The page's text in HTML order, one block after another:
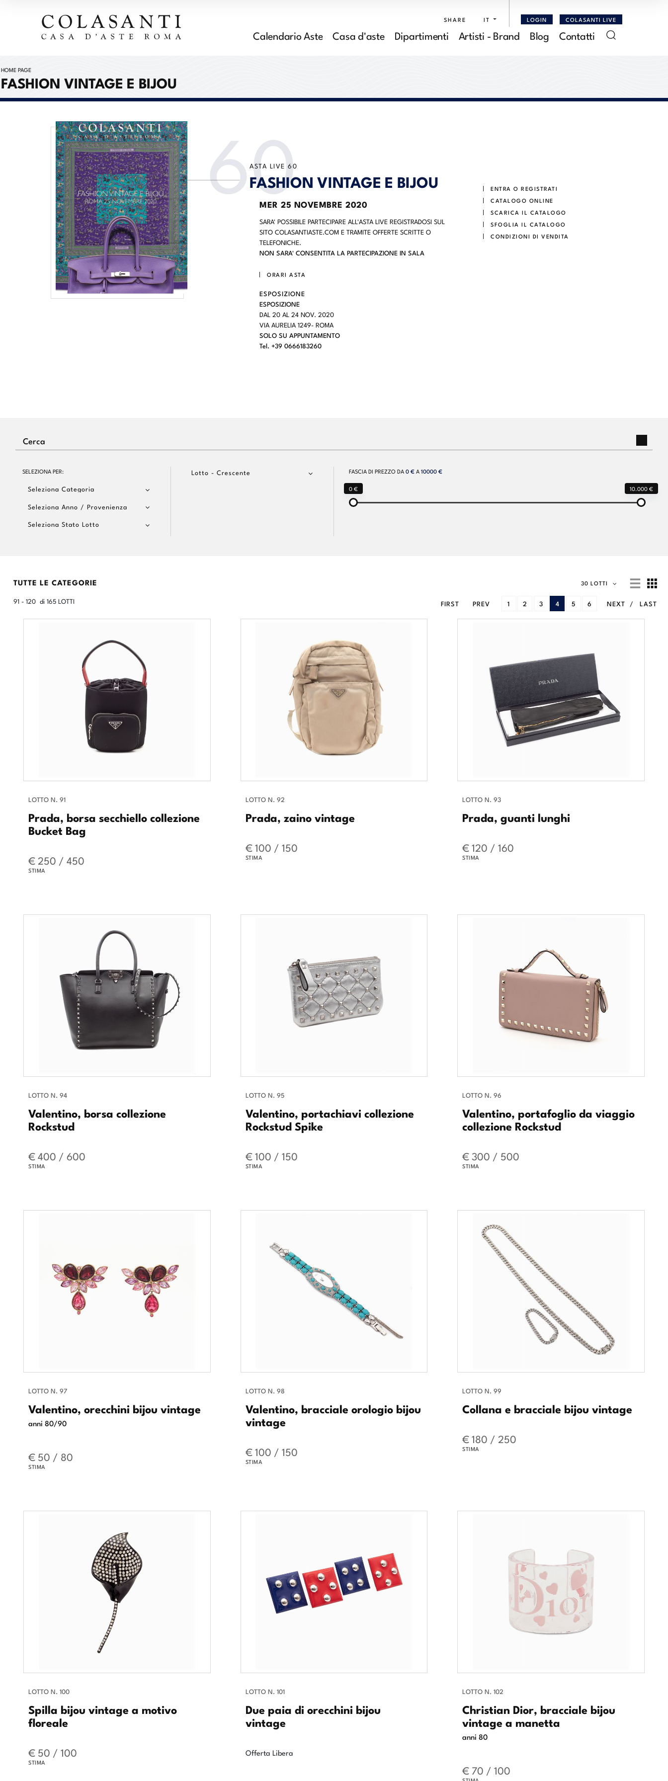
SHARE IT LOGIN COLASANTI LIVE
Calendario Aste Casa d'aste Dipartimenti Artisti - Brand Blog Contatti
HOME PAGE
FASHION VINTAGE E BIJOU
ASTA LIVE 60
60
FASHION VINTAGE E BIJOU
MER 25 NOVEMBRE 2020
SARA' POSSIBILE PARTECIPARE ALL'ASTA LIVE REGISTRADOSI SUL
SITO COLASANTIASTE.COM E TRAMITE OFFERTE SCRITTE O
TELEFONICHE.
NON SARA' CONSENTITA LA PARTECIPAZIONE IN SALA
ORARI ASTA
ESPOSIZIONE
ESPOSIZIONE
DAL 20 AL 24 NOV. 2020
VIA AURELIA 1249- ROMA
SOLO SU APPUNTAMENTO
Tel. +39 0666183260
ENTRA O REGISTRATI
CATALOGO ONLINE
SCARICA IL CATALOGO
SFOGLIA IL CATALOGO
CONDIZIONI DI VENDITA
SELEZIONA PER:
Seleziona Categoria
Seleziona Anno / Provenienza
Seleziona Stato Lotto
FASCIA DI PREZZO DA0 €A10000 €
0 € 10.000 €
Lotto - Crescente
TUTTE LE CATEGORIE 30 LOTTI
91 - 120 di 165 LOTTI FIRST PREV 1 2 3 4 5 6 NEXT LAST
LOTTO N. 91
Prada, borsa secchiello collezione
Bucket Bag
€ 250 / 450
STIMA
LOTTO N. 92
Prada, zaino vintage
€ 100 / 150
STIMA
LOTTO N. 93
Prada, guanti lunghi
€ 120 / 160
STIMA
LOTTO N. 94
Valentino, borsa collezione
Rockstud
€ 400 / 600
STIMA
LOTTO N. 95
Valentino, portachiavi collezione
Rockstud Spike
€ 100 / 150
STIMA
LOTTO N. 96
Valentino, portafoglio da viaggio
collezione Rockstud
€ 300 / 500
STIMA
LOTTO N. 97
Valentino, orecchini bijou vintage
anni 80/90
€ 50 / 80
STIMA
LOTTO N. 98
Valentino, bracciale orologio bijou
vintage
€ 100 / 150
STIMA
LOTTO N. 99
Collana e bracciale bijou vintage
€ 180 / 250
STIMA
LOTTO N. 100
Spilla bijou vintage a motivo
floreale
€ 50 / 100
STIMA
LOTTO N. 101
Due paia di orecchini bijou
vintage
Offerta Libera
LOTTO N. 102
Christian Dior, bracciale bijou
vintage a manetta
anni 80
€ 70 / 100